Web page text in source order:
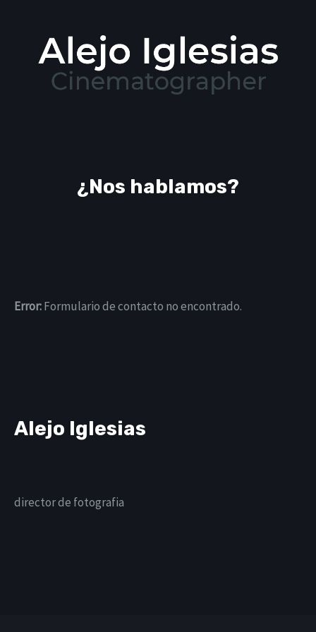
¿Nos hablamos?
Error:Formulario de contacto no encontrado.
Alejo Iglesias
director de fotografia